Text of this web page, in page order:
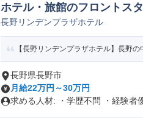
ホテル・旅館のフロントス
長野リンデンプラザホテル
【長野リンデンプラザホテル】長野
長野県長野市
月給22万円～30万円
求める人材: ・学歴不問 ・経験者